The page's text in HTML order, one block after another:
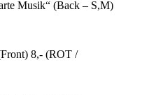
Musik“ (Back – S,M)
8,- (ROT /